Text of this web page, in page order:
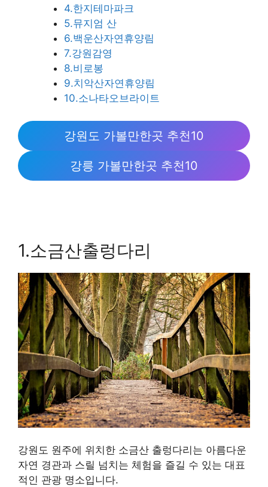
4.한지테마파크
5.뮤지엄 산
6.백운산자연휴양림
7.강원감영
8.비로봉
9.치악산자연휴양림
10.소나타오브라이트
강원도 가볼만한곳 추천10
강릉 가볼만한곳 추천10
1.소금산출렁다리
강원도 원주에 위치한 소금산 출렁다리는 아름다운
자연 경관과 스릴 넘치는 체험을 즐길 수 있는 대표
적인 관광 명소입니다.